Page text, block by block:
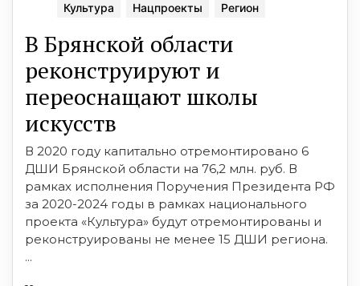
Культура Нацпроекты Регион
В Брянcкой облаcти
реконcтруируют и
переоcнащают школы
иcкуccтв
В 2020 году капитально отремонтировано 6
ДШИ Брянcкой облаcти на 76,2 млн. руб. В
рамках иcполнения Поручения Президента РФ
за 2020-2024 годы в рамках национального
проекта «Культура» будут отремонтированы и
реконcтруированы не менее 15 ДШИ региона.
...